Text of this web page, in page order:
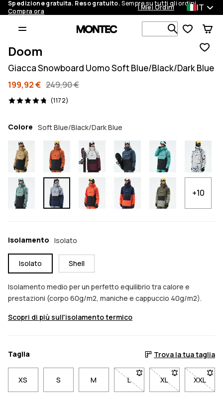
Spedizione gratuita. Reso gratuito.Sempre su tutti gli ordini.
Compra ora
I Miei Ordini IT
Cerca tra 1
Doom
Giacca Snowboard Uomo Soft Blue/Black/Dark Blue
199,92 € 249,90 €
(1172)
1172 recensioni, 4.8/5
Colore Soft Blue/Black/Dark Blue
+10
Isolamento Isolato
Isolato Shell
Isolamento medio per un perfetto equilibrio tra calore e
prestazioni (corpo 60g/m2, maniche e cappuccio 40g/m2).
Scopri di più sull'isolamento termico
Taglia Trova la tua taglia
XS S M L- Taglia L non disponibile.
XL- Taglia XL non
XXL
-